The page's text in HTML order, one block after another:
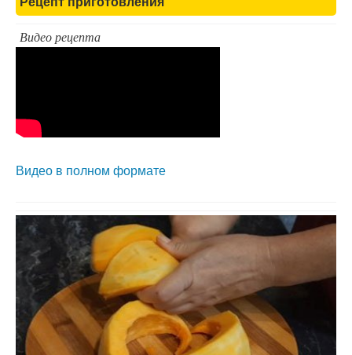
Видео рецепта
Видео в полном формате